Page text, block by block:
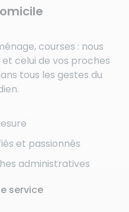
courses : nous
celui de vos proches
tous les gestes du
et passionnés
administratives
service